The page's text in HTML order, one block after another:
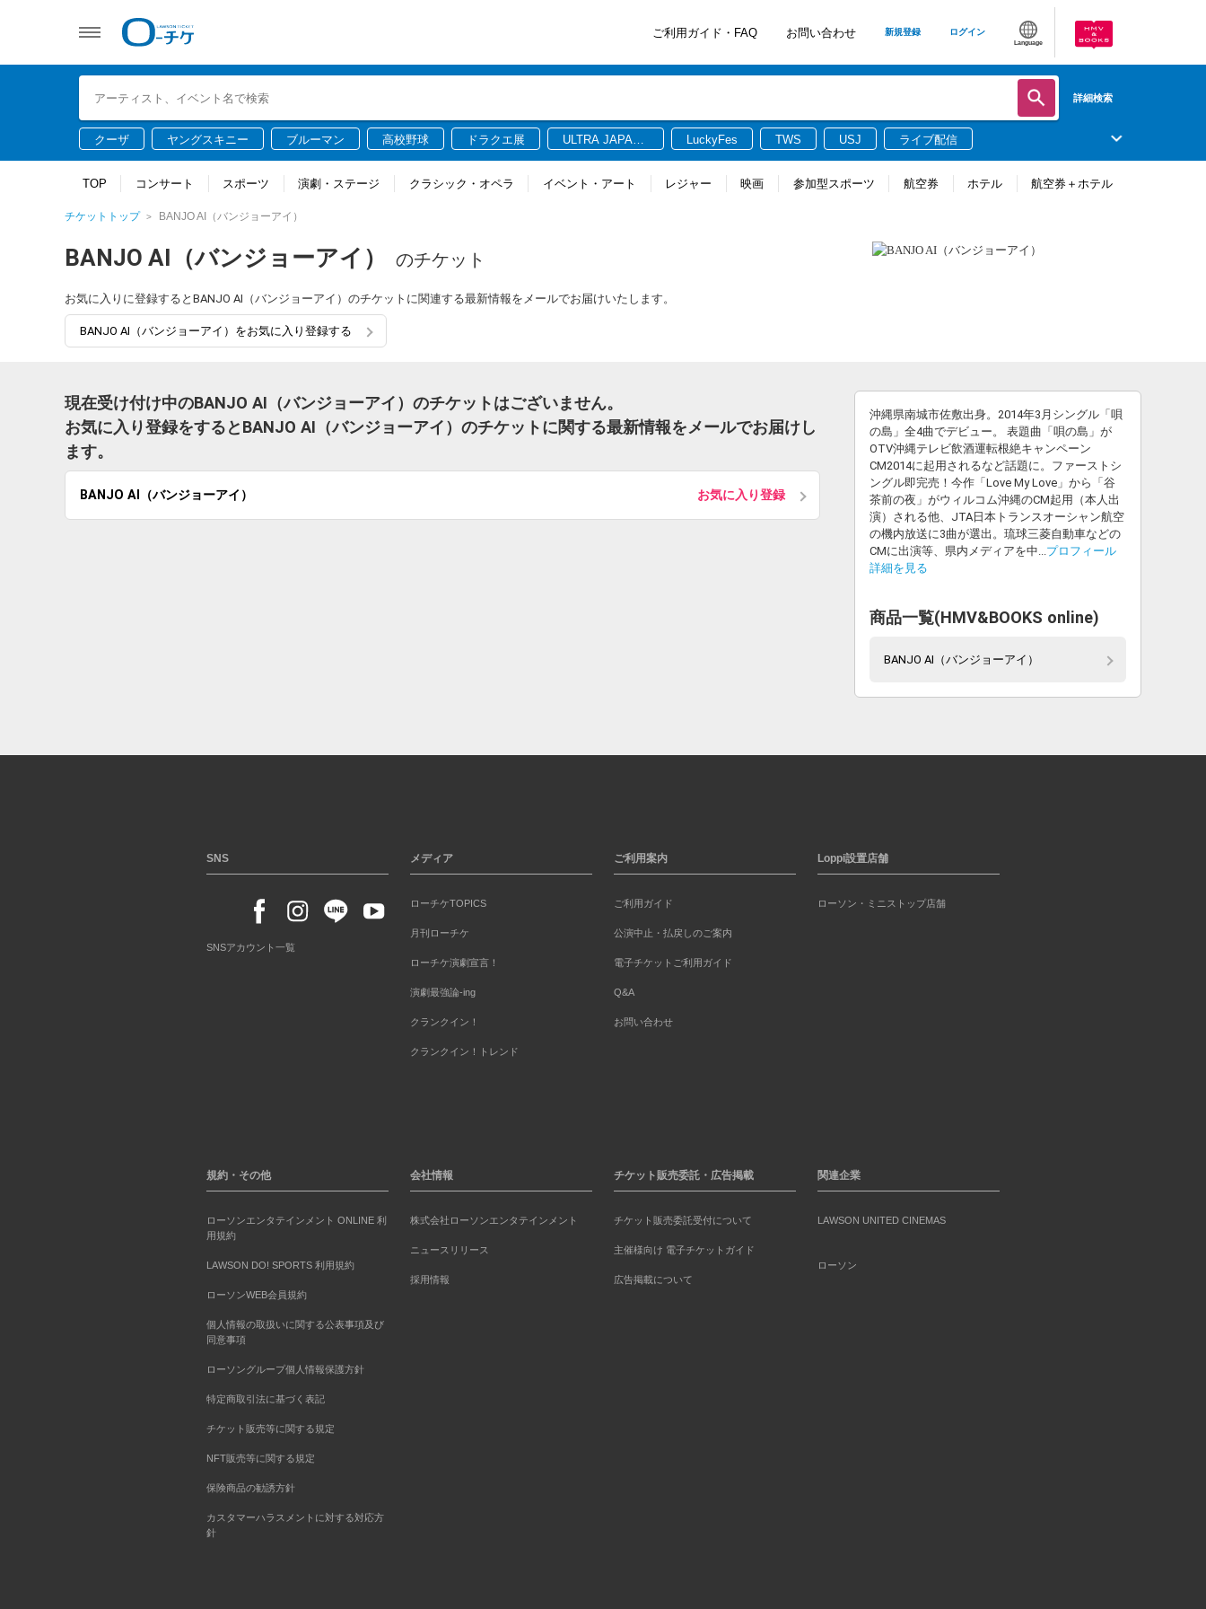
ご利用ガイド・FAQ お問い合わせ 新規登録 ログイン
Language
詳細検索
クーザ ヤングスキニー ブルーマン 高校野球 ドラクエ展
ULTRA JAPAN
LuckyFes TWS USJ ライブ配信
TOP コンサート スポーツ 演劇・ステージ クラシック・オペラ イベント・アート レジャー 映画 参加型スポーツ 航空券 ホテル 航空券＋ホテル
チケットトップ BANJO AI（バンジョーアイ）
BANJO AI（バンジョーアイ） のチケット
お気に入りに登録するとBANJO AI（バンジョーアイ）のチケットに関連する最新情報をメールでお届けいたします。
BANJO AI（バンジョーアイ）をお気に入り登録する
現在受け付け中のBANJO AI（バンジョーアイ）のチケットはございません。
お気に入り登録をするとBANJO AI（バンジョーアイ）のチケットに関する最新情報をメールでお届けし
ます。
BANJO AI（バンジョーアイ） お気に入り登録
沖縄県南城市佐敷出身。2014年3月シングル「唄
の島」全4曲でデビュー。 表題曲「唄の島」が
OTV沖縄テレビ飲酒運転根絶キャンペーン
CM2014に起用されるなど話題に。ファーストシ
ングル即完売！今作「Love My Love」から「谷
茶前の夜」がウィルコム沖縄のCM起用（本人出
演）される他、JTA日本トランスオーシャン航空
の機内放送に3曲が選出。琉球三菱自動車などの
CMに出演等、県内メディアを中...プロフィール
詳細を見る
商品一覧(HMV&BOOKS online)
BANJO AI（バンジョーアイ）
SNS
SNSアカウント一覧
メディア
ローチケTOPICS
月刊ローチケ
ローチケ演劇宣言！
演劇最強論-ing
クランクイン！
クランクイン！トレンド
ご利用案内
ご利用ガイド
公演中止・払戻しのご案内
電子チケットご利用ガイド
Q&A
お問い合わせ
Loppi設置店舗
ローソン・ミニストップ店舗
規約・その他
ローソンエンタテインメント ONLINE 利
用規約
LAWSON DO! SPORTS 利用規約
ローソンWEB会員規約
個人情報の取扱いに関する公表事項及び
同意事項
ローソングループ個人情報保護方針
特定商取引法に基づく表記
チケット販売等に関する規定
NFT販売等に関する規定
保険商品の勧誘方針
カスタマーハラスメントに対する対応方
針
会社情報
株式会社ローソンエンタテインメント
ニュースリリース
採用情報
チケット販売委託・広告掲載
チケット販売委託受付について
主催様向け 電子チケットガイド
広告掲載について
関連企業
LAWSON UNITED CINEMAS
ローソン